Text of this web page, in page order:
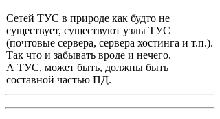
Сетей ТУС в природе как будто не
существует, существуют узлы ТУС
(почтовые сервера, сервера хостинга и т.п.).
Так что и забывать вроде и нечего.
А ТУС, может быть, должны быть
составной частью ПД.